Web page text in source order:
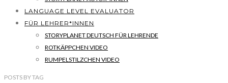
LANGUAGE LEVEL EVALUATOR
FÜR LEHRER*INNEN
STORYPLANET DEUTSCH FÜR LEHRENDE
ROTKÄPPCHEN VIDEO
RUMPELSTILZCHEN VIDEO
POSTS BYTAG